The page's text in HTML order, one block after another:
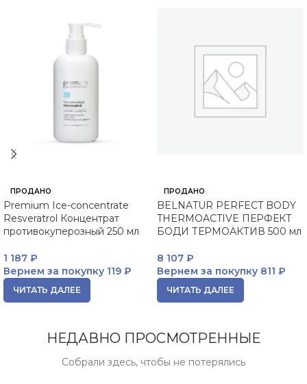
ПРОДАНО
Premium Ice-concentrate
Resveratrol Концентрат
противокуперозный 250 мл
1 187 ₽
Вернем за покупку 119 ₽
ЧИТАТЬ ДАЛЕЕ
ПРОДАНО
BELNATUR PERFECT BODY
THERMOACTIVE ПЕРФЕКТ
БОДИ ТЕРМОАКТИВ 500 мл
8 107 ₽
Вернем за покупку 811 ₽
ЧИТАТЬ ДАЛЕЕ
НЕДАВНО ПРОСМОТРЕННЫЕ
Собрали здесь, чтобы не потерялись